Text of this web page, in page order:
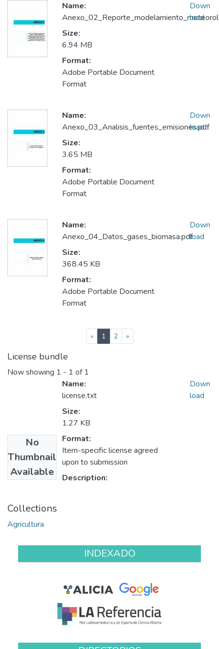
Name:
Size:
6.94 MB
Format:
Adobe Portable Document
Format
Down
load
Name:
Anexo_03_Analisis_fuentes_emisiones.pdf
Size:
3.65 MB
Format:
Adobe Portable Document
Format
Down
load
Name:
Anexo_04_Datos_gases_biomasa.pdf
Size:
368.45 KB
Format:
Adobe Portable Document
Format
Down
load
« 1(current)
2 »
License bundle
Now showing 1 - 1 of 1
No
Thumbnail
Available
Name:
license.txt
Size:
1.27 KB
Format:
Item-specific license agreed
upon to submission
Description:
Down
load
Collections
Agricultura
INDEXADO